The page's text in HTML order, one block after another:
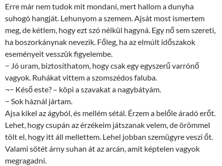
Erre már nem tudok mit mondani, mert hallom a dunyha
suhogó hangját. Lehunyom a szemem. Ajsát most ismertem
meg, de kétlem, hogy ezt szó nélkül hagyná. Egy nő sem szereti,
ha boszorkánynak nevezik. Főleg, ha az elmúlt időszakok
eseményeit vesszük figyelembe.
− Jó uram, biztosíthatom, hogy csak egy egyszerű varrónő
vagyok. Ruhákat vittem a szomszédos faluba.
¬− Késő este? – köpi a szavakat a nagybátyám.
− Sok háznál jártam.
Ajsa kikel az ágyból, és mellém sétál. Érzem a belőle áradó erőt.
Lehet, hogy csupán az érzékeim játszanak velem, de örömmel
tölt el, hogy itt áll mellettem. Lehel jobban szemügyre veszi őt.
Valami sötét árny suhan át az arcán, amit képtelen vagyok
megragadni.